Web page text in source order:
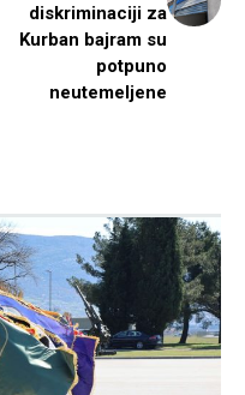
diskriminaciji za
Kurban bajram su
potpuno
neutemeljene